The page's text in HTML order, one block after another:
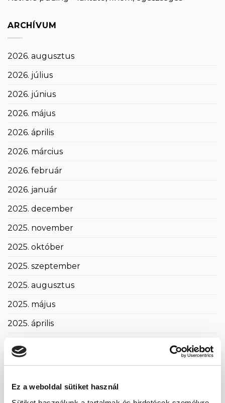
Ez a weboldal sütiket használ
ARCHÍVUM
2026. augusztus
2026. július
2026. június
2026. május
2026. április
2026. március
2026. február
2026. január
2025. december
2025. november
2025. október
2025. szeptember
2025. augusztus
2025. május
2025. április
2024. november